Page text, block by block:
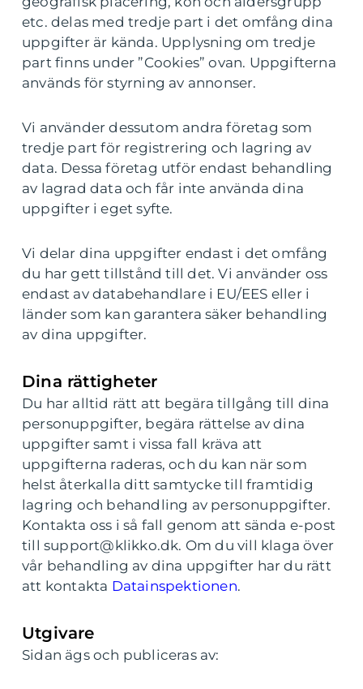
etc. delas med tredje part i det omfång dina
uppgifter är kända. Upplysning om tredje
part finns under ”Cookies” ovan. Uppgifterna
används för styrning av annonser.
Vi använder dessutom andra företag som
tredje part för registrering och lagring av
data. Dessa företag utför endast behandling
av lagrad data och får inte använda dina
uppgifter i eget syfte.
Vi delar dina uppgifter endast i det omfång
du har gett tillstånd till det. Vi använder oss
endast av databehandlare i EU/EES eller i
länder som kan garantera säker behandling
av dina uppgifter.
Dina rättigheter
Du har alltid rätt att begära tillgång till dina
personuppgifter, begära rättelse av dina
uppgifter samt i vissa fall kräva att
uppgifterna raderas, och du kan när som
helst återkalla ditt samtycke till framtidig
lagring och behandling av personuppgifter.
Kontakta oss i så fall genom att sända e-post
till support@klikko.dk. Om du vill klaga över
vår behandling av dina uppgifter har du rätt
att kontakta Datainspektionen.
Utgivare
Sidan ägs och publiceras av: